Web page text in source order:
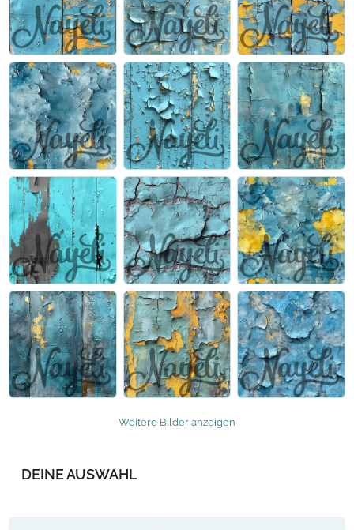
Weitere Bilder anzeigen
DEINE AUSWAHL